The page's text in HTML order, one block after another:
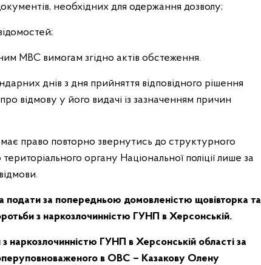
необхідних для одержання дозволу;
МВС вимогам згідно актів обстеження.
днів з дня прийняття відповідного рішення
відмову у його видачі із зазначенням причин
право повторно звернутись до структурного
органу Національної поліції лише за
за попередньою домовленістю щовівторка та
з наркозлочинністю ГУНП в Херсонській.
наркозлочинністю ГУНП в Херсонській області за
оперуповноваженого в ОВС – Казакову Олену